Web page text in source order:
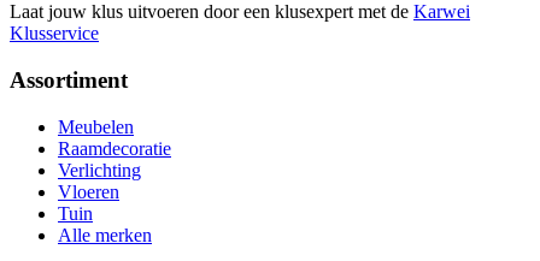
Laat jouw klus uitvoeren door een klusexpert met de Karwei
Klusservice
Assortiment
Meubelen
Raamdecoratie
Verlichting
Vloeren
Tuin
Alle merken